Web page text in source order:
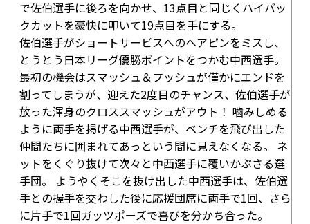
で佐伯選手に後ろを向かせ、13点目と同じくハイバッ
クカットを豪快に叩いて19点目を手にする。
佐伯選手がショートサービスへのヘアピンをミスし、
とうとう日本リーグ優勝ポイントをつかむ中西選手。
最初の機会はスマッシュ＆プッシュが僅かにエンドを
割ってしまうが、迎えた2度目のチャンス、佐伯選手が
放った渾身のクロススマッシュがアウト！ 噛みしめる
ように両手を掲げる中西選手が、ベンチを飛び出した
仲間たちに囲まれてあっという間に見えなくなる。 ネ
ットをくぐり抜けて次々と中西選手に覆いかぶさる選
手団。 ようやくそこを抜け出した中西選手は、佐伯選
手との握手を交わした後に応援団席に両手で1回、さら
に片手で1回ガッツポーズで喜びを分かち合った。